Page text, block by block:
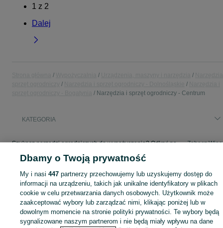
1 z 2
Dalej
Narzędzia i sprzęt ogrodniczy - Centrum
KATEGORIA
Szukasz narzędzi ogrodniczych do wypożyczenia? Odkryj na OLX szeroką ofertę sprzętu ogrodowego. Przeglądaj tysiące ogłoszeń! Zobacz
Mapa miejscowości
Mapa ministron
Popularne wyszukiwania
Dbamy o Twoją prywatność
My i nasi447 partnerzy przechowujemy lub uzyskujemy dostęp do
informacji na urządzeniu, takich jak unikalne identyfikatory w plikach
cookie w celu przetwarzania danych osobowych. Użytkownik może
zaakceptować wybory lub zarządzać nimi, klikając poniżej lub w
dowolnym momencie na stronie polityki prywatności. Te wybory będą
sygnalizowane naszym partnerom i nie będą miały wpływu na dane